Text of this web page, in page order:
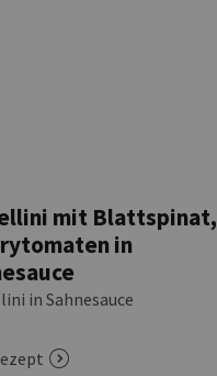
mit Blattspinat,
in
in Sahnesauce